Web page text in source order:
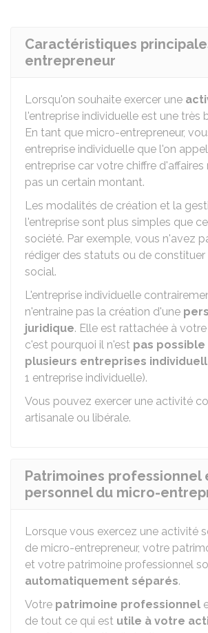
Caractéristiques
entrepreneur
Lorsqu'on souhaite exercer une
l'entreprise individuelle est une très
En tant que micro-entrepreneur,
entreprise individuelle que l'on
entreprise car votre chiffre d'affaires
pas un certain montant.
Les modalités de création et la
l'entreprise sont plus simples que
société. Par exemple, vous n'avez
rédiger des statuts ou de
social.
L'entreprise individuelle
n'entraine pas la création d'une
juridique. Elle est rattachée à
c'est pourquoi il n'est pas
plusieurs entreprises
1 entreprise individuelle).
Vous pouvez exercer une activité
artisanale ou libérale.
Patrimoines professionnel
personnel du micro-
Lorsque vous exercez une activité
de micro-entrepreneur, votre
et votre patrimoine professionnel
automatiquement séparés.
Votre patrimoine professionnel
de tout ce qui est utile à votre